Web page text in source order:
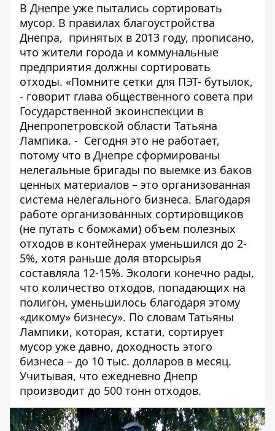
В Днепре уже пытались сортировать
мусор. В правилах благоустройства
Днепра, принятых в 2013 году, прописано,
что жители города и коммунальные
предприятия должны сортировать
отходы. «Помните сетки для ПЭТ- бутылок,
- говорит глава общественного совета при
Государственной экоинспекции в
Днепропетровской области Татьяна
Лампика. - Сегодня это не работает,
потому что в Днепре сформированы
нелегальные бригады по выемке из баков
ценных материалов – это организованная
система нелегального бизнеса. Благодаря
работе организованных сортировщиков
(не путать с бомжами) объем полезных
отходов в контейнерах уменьшился до 2-
5%, хотя раньше доля вторсырья
составляла 12-15%. Экологи конечно рады,
что количество отходов, попадающих на
полигон, уменьшилось благодаря этому
«дикому» бизнесу». По словам Татьяны
Лампики, которая, кстати, сортирует
мусор уже давно, доходность этого
бизнеса – до 10 тыс. долларов в месяц.
Учитывая, что ежедневно Днепр
производит до 500 тонн отходов.